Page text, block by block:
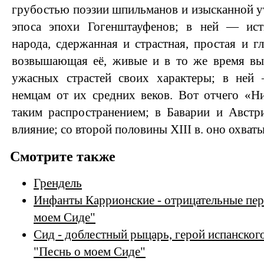
грубостью поэзии шпильманов и изысканной
эпоса эпохи Гогенштауфенов; в ней —
народа, сдержанная и страстная, простая и
возвышающая её, живые и в то же время
ужасных страстей своих характеры; в
немцам от их средних веков. Вот отчего
таким распространением; в Баварии и
влияние; со второй половины XIII в. оно
Смотрите также
Грендель
Инфанты Каррионские - отрицательные
моем Сиде"
Сид - доблестный рыцарь, герой
"Песнь о моем Сиде"